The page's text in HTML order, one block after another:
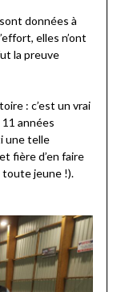
données à
elles n’ont
la preuve
: c’est un vrai
années
une telle
fière d’en faire
toute jeune !).